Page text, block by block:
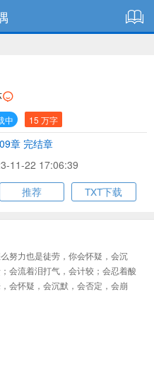
中 15 万字
章 完结章
11-22 17:06:39
推荐 TXT下载
努力也是徒劳，你会怀疑，会沉
会流着泪打气，会计较；会忍着酸
会怀疑，会沉默，会否定，会崩